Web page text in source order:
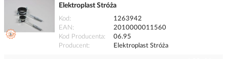
Elektroplast Stróża
Kod
1263942
EAN
2010000011560
Kod Producenta
06.95
Producent
Elektroplast Stróża